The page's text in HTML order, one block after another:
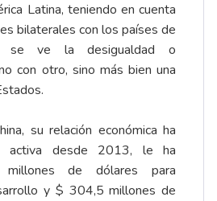
Latina, teniendo en cuenta
bilaterales con los países de
se ve la desigualdad o
con otro, sino más bien una
su relación económica ha
activa desde 2013, le ha
de dólares para
y $ 304,5 millones de